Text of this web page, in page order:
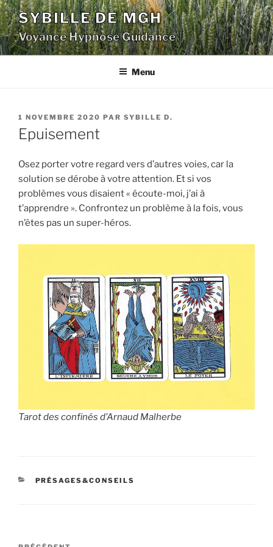
Aller
au
contenu
principal
SYBILLE DE MGH
Voyance Hypnose Guidance
Menu
PUBLIÉ
LE
1 NOVEMBRE 2020 PAR SYBILLE D.
Epuisement
Osez porter votre regard vers d’autres voies, car la
solution se dérobe à votre attention. Et si vos
problèmes vous disaient « écoute-moi, j’ai à
t’apprendre ». Confrontez un problème à la fois, vous
n’êtes pas un super-héros.
Tarot des confinés d’Arnaud Malherbe
CATÉGORIES
PRÉSAGES&CONSEILS
Navigation